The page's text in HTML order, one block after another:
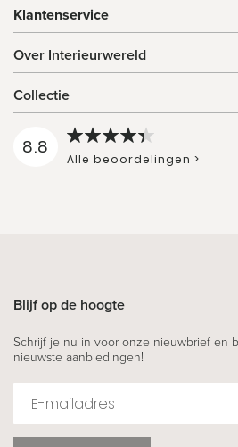
Klantenservice
Over Interieurwereld
Collectie
8.8
Alle beoordelingen >
Blijf op de hoogte
Schrijf je nu in voor onze nieuwbrief en
nieuwste aanbiedingen!